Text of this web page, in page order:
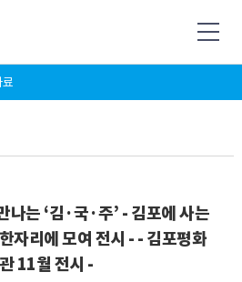
나는 ‘김·국·주’ - 김포에 사는
자리에 모여 전시 - - 김포평화
11월 전시 -